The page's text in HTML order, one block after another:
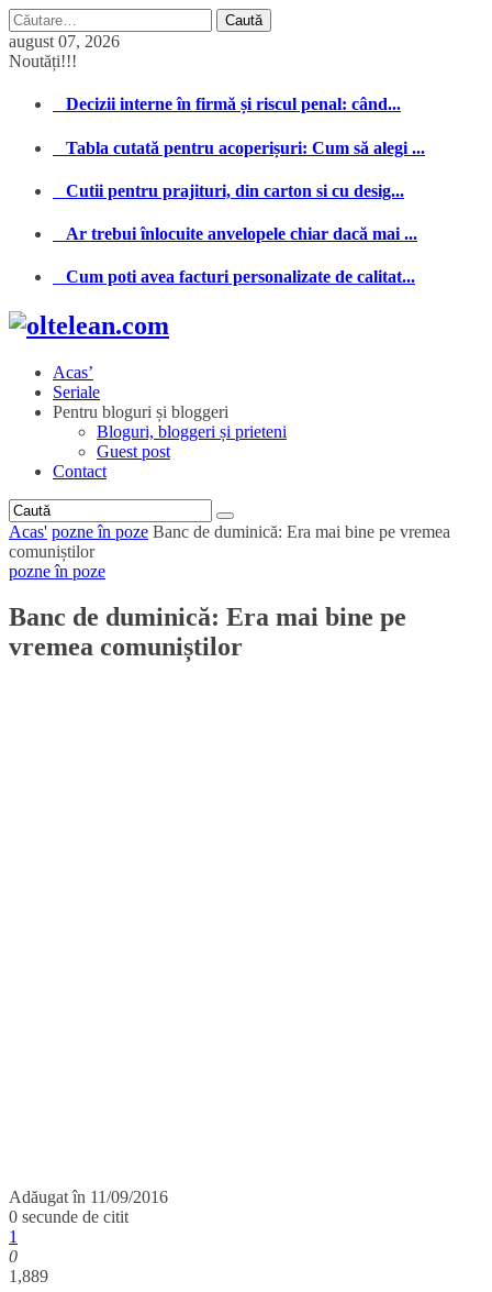
Caută
după:
august 07, 2026
Noutăți!!!
Decizii interne în firmă și riscul penal: când...
Tabla cutată pentru acoperișuri: Cum să alegi ...
Cutii pentru prajituri, din carton si cu desig...
Ar trebui înlocuite anvelopele chiar dacă mai ...
Cum poti avea facturi personalizate de calitat...
Acas’
Seriale
Pentru bloguri și bloggeri
Bloguri, bloggeri și prieteni
Guest post
Contact
Acas' pozne în poze Banc de duminică: Era mai bine pe vremea
comuniștilor
pozne în poze
Banc de duminică: Era mai bine pe
vremea comuniștilor
Adăugat în 11/09/2016
0 secunde de citit
1
0
1,889